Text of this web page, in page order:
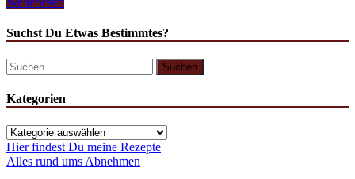
welches
Männer
glücklich
macht
Suchst Du Etwas Bestimmtes?
Suchen
nach:
Kategorien
Kategorien
Hier findest Du meine Rezepte
Alles rund ums Abnehmen